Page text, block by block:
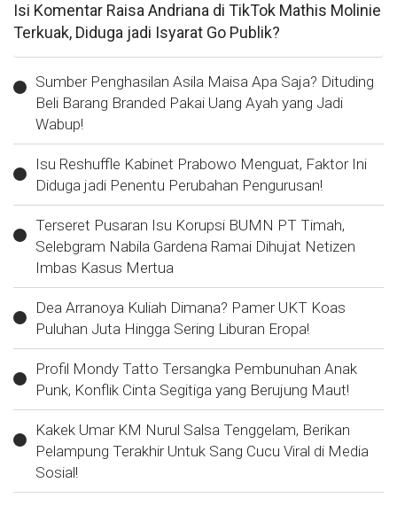
Isi Komentar Raisa Andriana di TikTok Mathis Molinie
Terkuak, Diduga jadi Isyarat Go Publik?
Sumber Penghasilan Asila Maisa Apa Saja? Dituding
Beli Barang Branded Pakai Uang Ayah yang Jadi
Wabup!
Isu Reshuffle Kabinet Prabowo Menguat, Faktor Ini
Diduga jadi Penentu Perubahan Pengurusan!
Terseret Pusaran Isu Korupsi BUMN PT Timah,
Selebgram Nabila Gardena Ramai Dihujat Netizen
Imbas Kasus Mertua
Dea Arranoya Kuliah Dimana? Pamer UKT Koas
Puluhan Juta Hingga Sering Liburan Eropa!
Profil Mondy Tatto Tersangka Pembunuhan Anak
Punk, Konflik Cinta Segitiga yang Berujung Maut!
Kakek Umar KM Nurul Salsa Tenggelam, Berikan
Pelampung Terakhir Untuk Sang Cucu Viral di Media
Sosial!